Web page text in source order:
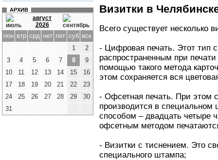
АРХИВ
август
2026
пон втр срд чет пят суб вск
1
2
3
4 5 6 7 8
9
10
11 12 13 14 15
16
17
18 19 20 21 22
23
24
25 26 27 28 29
30
31
Визитки в
Всего существует несколько
- Цифровая печать. Этот тип
распространенным при
помощью такого метода
этом сохраняется вся
- Офсетная печать. При этом
производится в специальном
способом – двадцать четыре
офсетным методом
- Визитки с тиснением. Это
специального штампа;